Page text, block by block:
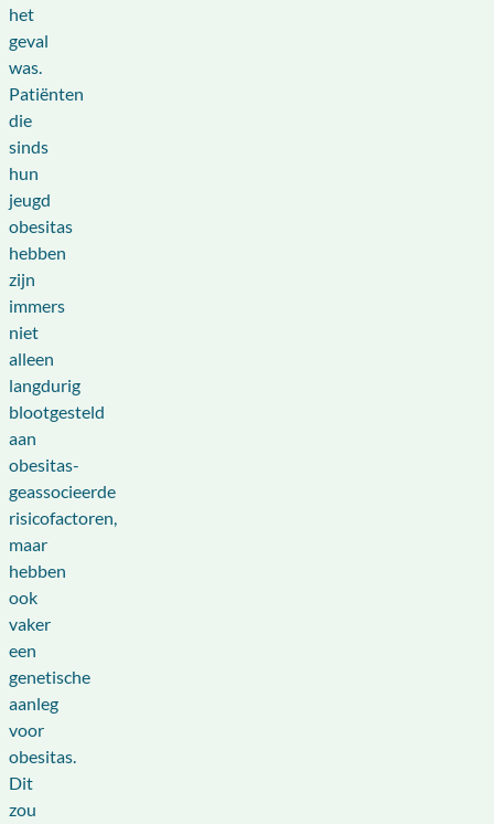
het
geval
was.
Patiënten
die
sinds
hun
jeugd
obesitas
hebben
zijn
immers
niet
alleen
langdurig
blootgesteld
aan
obesitas-
geassocieerde
risicofactoren,
maar
hebben
ook
vaker
een
genetische
aanleg
voor
obesitas.
Dit
zou